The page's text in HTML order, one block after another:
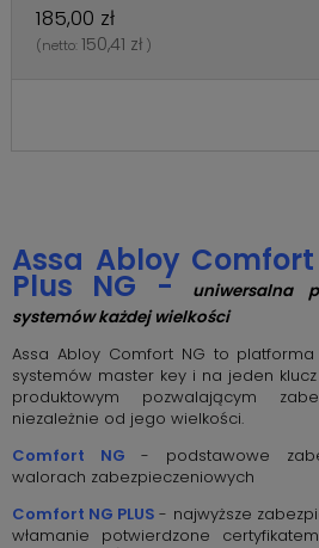
185,00 zł
(netto: 150,41 zł )
Assa Abloy
Plus NG -
uniwersalna
systemów każdej wielkości
Assa Abloy Comfort NG to
systemów master key i na jeden
produktowym pozwalającym
niezależnie od jego wielkości.
Comfort NG
- podstawowe
walorach zabezpieczeniowych
Comfort NG PLUS- najwyższe
włamanie potwierdzone